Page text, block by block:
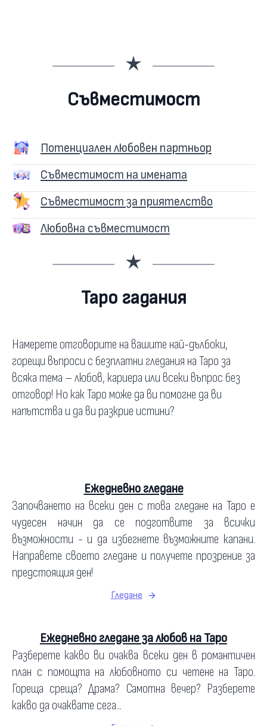
Съвместимост
Потенциален любовен партньор
Съвместимост на имената
Съвместимост за приятелство
Любовна съвместимост
Таро гадания
Намерете отговорите на вашите най-дълбоки,
горещи въпроси с безплатни гледания на Таро за
всяка тема – любов, кариера или всеки въпрос без
отговор! Но как Таро може да ви помогне да ви
напътства и да ви разкрие истини?
Ежедневно гледане
Започването на всеки ден с това гледане на Таро е
чудесен начин да се подготвите за всички
възможности - и да избегнете възможните капани.
Направете своето гледане и получете прозрение за
предстоящия ден!
Гледане
Ежедневно гледане за любов на Таро
Разберете какво ви очаква всеки ден в романтичен
план с помощта на любовното си четене на Таро.
Гореща среща? Драма? Самотна вечер? Разберете
какво да очаквате сега...